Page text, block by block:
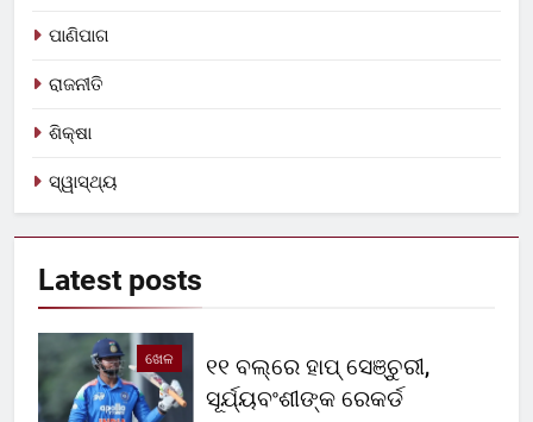
ପାଣିପାଗ
ରାଜନୀତି
ଶିକ୍ଷା
ସ୍ୱାସ୍ଥ୍ୟ
Latest posts
ଖେଳ
୧୧ ବଲ୍‌ରେ ହାପ୍ ସେଞ୍ଚୁରୀ,
ସୂର୍ଯ୍ୟବଂଶୀଙ୍କ ରେକର୍ଡ